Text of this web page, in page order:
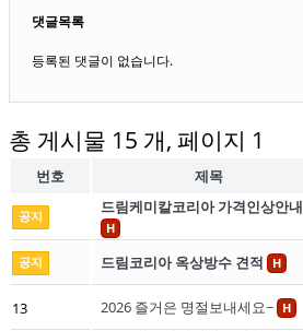
댓글목록
등록된 댓글이 없습니다.
총 게시물 15 개, 페이지 1
번호 제목
공지 드림케미칼코리아 가격인상안내
H
공지 드림코리아 옥상방수 견적 H
13 2026 즐거은 명절보내세요~ H